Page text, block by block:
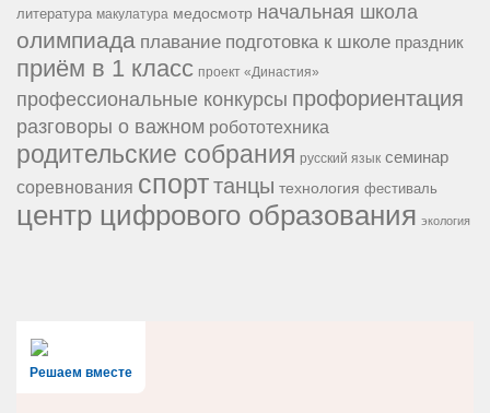
литература макулатура медосмотр начальная школа
олимпиада плавание подготовка к школе праздник
приём в 1 класс проект «Династия»
профессиональные конкурсы профориентация
разговоры о важном робототехника
родительские собрания русский язык семинар
соревнования спорттанцы технология фестиваль
центр цифрового образования экология
Решаем вместе